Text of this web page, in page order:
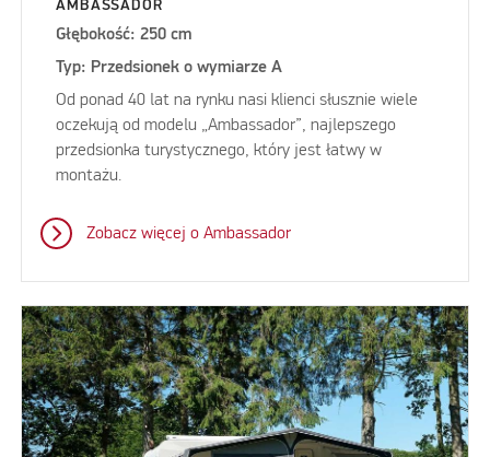
AMBASSADOR
Głębokość: 250 cm
Typ: Przedsionek o wymiarze A
Od ponad 40 lat na rynku nasi klienci słusznie wiele
oczekują od modelu „Ambassador”, najlepszego
przedsionka turystycznego, który jest łatwy w
montażu.
Zobacz więcej o Ambassador